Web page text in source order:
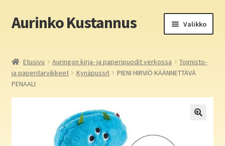
Siirry
navigointiin
Siirry
sisältöön
Aurinko Kustannus Valikko
Yritys
Etusivu Auringon kirja- ja paperipuodit verkossa
Toimisto-
ja paperitarvikkeet
Kynäpussit
PIENI HIRVIÖ KÄÄNNETTÄVÄ
PENAALI